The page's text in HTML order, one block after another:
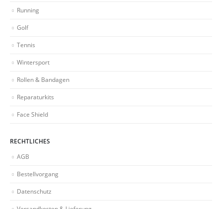
Running
Golf
Tennis
Wintersport
Rollen & Bandagen
Reparaturkits
Face Shield
RECHTLICHES
AGB
Bestellvorgang
Datenschutz